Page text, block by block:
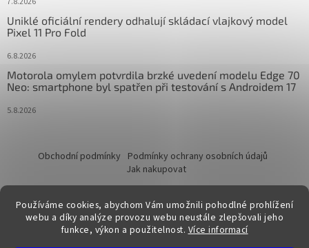
Používáme cookies, abychom Vám umožnili pohodlné prohlížení
webu a díky analýze provozu webu neustále zlepšovali jeho
funkce, výkon a použitelnost. Více informací
Uniklé oficiální rendery odhalují skládací vlajkový model
Pixel 11 Pro Fold
6.8.2026
Motorola omylem potvrdila brzké uvedení modelu Edge 70
Neo: smartphone byl spatřen při testování s Androidem 17
5.8.2026
Obchodní podmínky Podmínky ochrany osobních údajů
Jak nakupovat
Vytvořil Shoptet